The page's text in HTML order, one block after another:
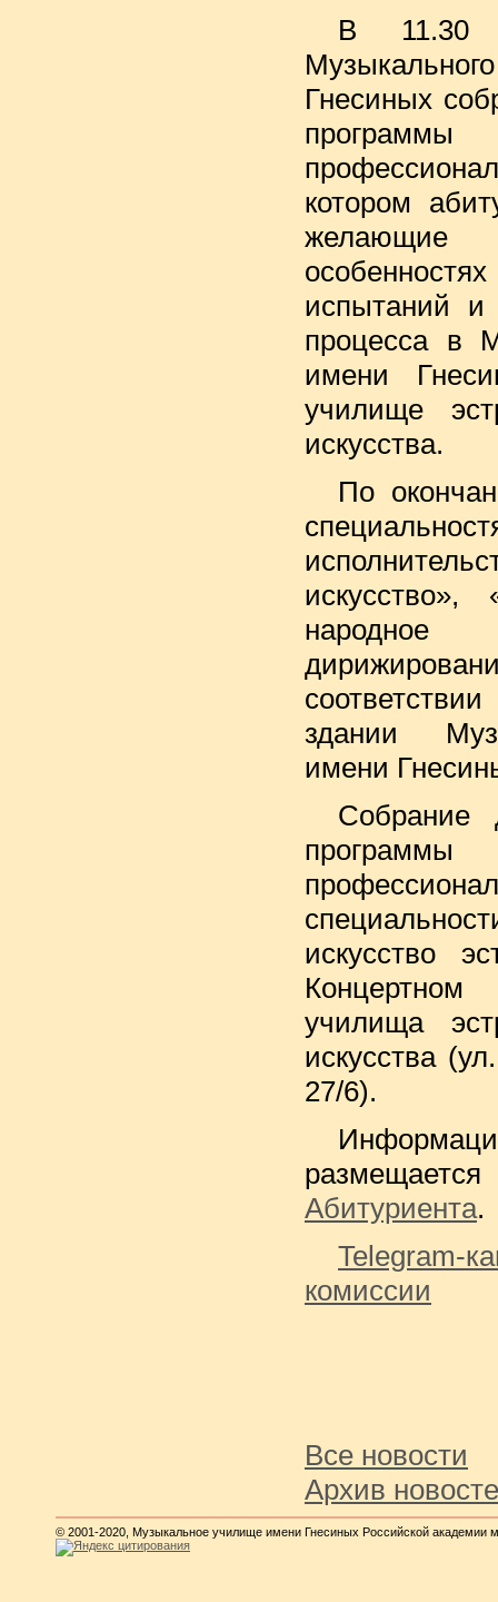
В 11.30
Гнесиных
котором
желающие
испытаний и
процесса в
имени
училище
искусства.
По
народное
здании
имени
Собрание
искусство
училища
искусства
27/6).
Абитуриента.
комиссии
Все новости
Архив
© 2001-2020, Музыкальное училище имени Гнесиных Российской